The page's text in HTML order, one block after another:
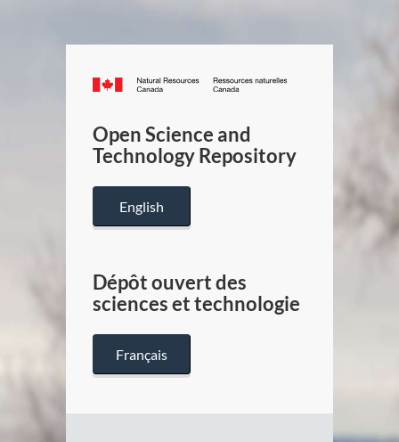
Canada.ca
/
Canada
Open Science and
Technology Repository
English
Dépôt ouvert des
sciences et technologie
Français